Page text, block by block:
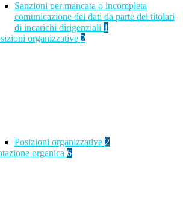
Sanzioni per mancata o incompleta
comunicazione dei dati da parte dei titolari
di incarichi dirigenziali 1
organizzative 2
Posizioni organizzative 2
organica 6